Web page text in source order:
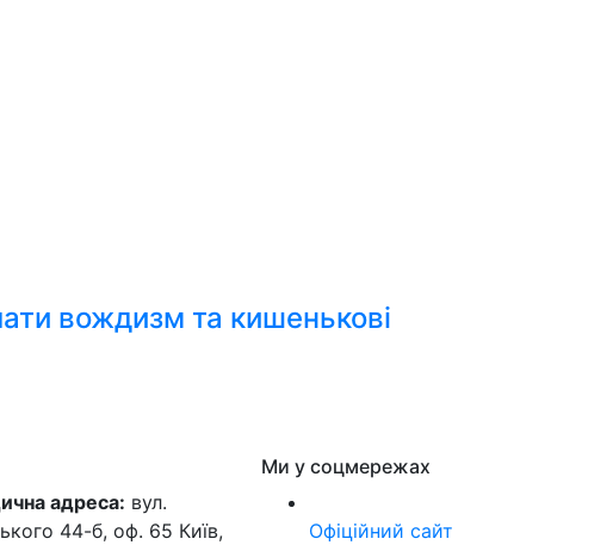
вождизм та кишенькові
адреса: вул.
44-б, оф. 65 Київ,
Ми у соцмережах
Офіційний сайт